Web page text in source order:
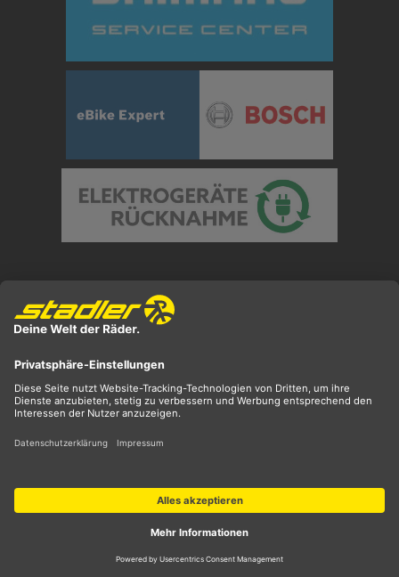
** ehemaliger UVP
*** Preis entspricht unserem Markteinführungspreis
der aktuellen Saison